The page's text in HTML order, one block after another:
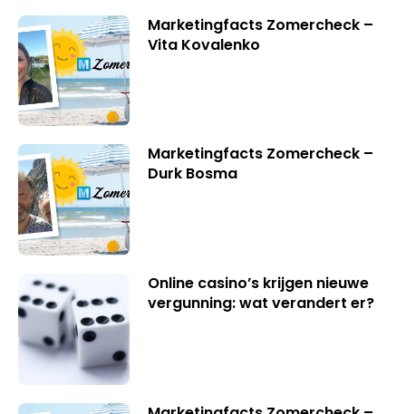
Marketingfacts Zomercheck –
Vita Kovalenko
Marketingfacts Zomercheck –
Durk Bosma
Online casino’s krijgen nieuwe
vergunning: wat verandert er?